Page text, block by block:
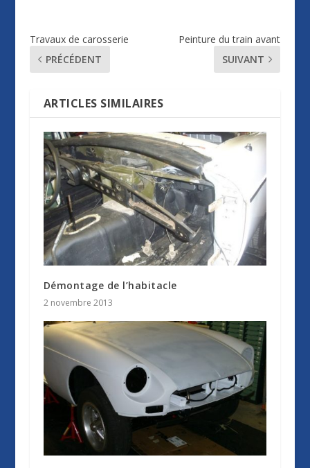
Travaux de carosserie
PRÉCÉDENT
Peinture du train avant
SUIVANT
ARTICLES SIMILAIRES
Démontage de l’habitacle
2 novembre 2013